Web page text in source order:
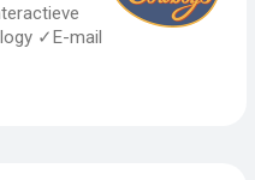
✓E-mail